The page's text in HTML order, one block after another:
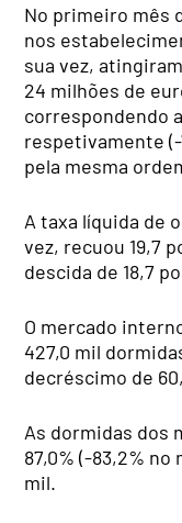
No primeiro mês
nos
sua vez,
24 milhões de
correspondendo
respetivamente
pela mesma
A taxa líquida de
vez, recuou 19,7
descida de 18,7
O mercado
427,0 mil
decréscimo de
As dormidas dos
87,0% (-83,2%
mil.